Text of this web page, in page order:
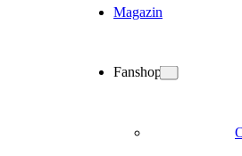
Magazin
Fanshop